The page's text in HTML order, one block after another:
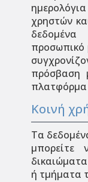
χρηστών
προσωπικό
πρόσβαση
πλατφόρμα
Κοινή
Τα
μπορείτε
ή τμήματα